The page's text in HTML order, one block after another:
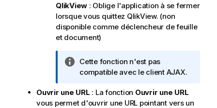
QlikView : Oblige l'application à se fermer
lorsque vous quittez QlikView. (non
disponible comme déclencheur de feuille
et document)
N
o
e
Cette fonction n'est pas
compatible avec le client AJAX.
Ouvrir une URL : La fonction Ouvrir une URL
vous permet d'ouvrir une URL pointant vers un